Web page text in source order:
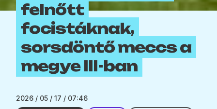
felnőtt
focistáknak,
sorsdöntő meccs a
megye III-ban
2026 / 05 / 17 / 07:46